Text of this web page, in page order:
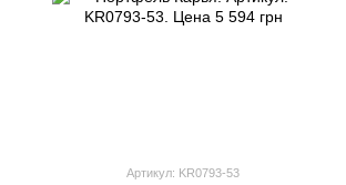
Артикул: KR0793-53